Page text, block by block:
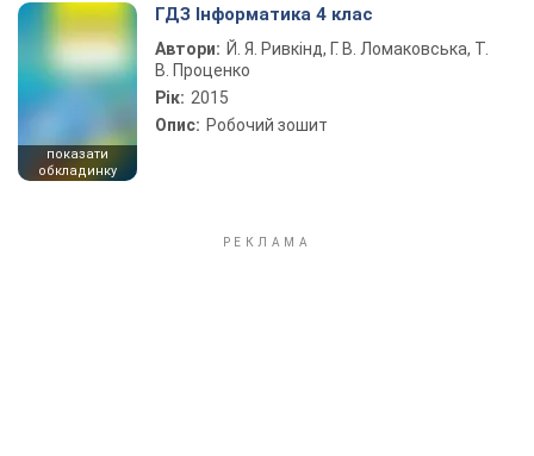
показати
обкладинку
ГДЗ Інформатика 4 клас
Автори: Й. Я. Ривкінд, Г. В. Ломаковська, Т.
В. Проценко
Рік: 2015
Опис: Робочий зошит